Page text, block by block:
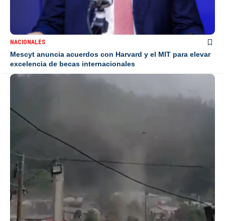
NACIONALES
Mescyt anuncia acuerdos con Harvard y el MIT para elevar
excelencia de becas internacionales